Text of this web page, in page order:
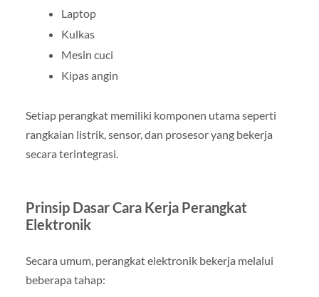
Laptop
Kulkas
Mesin cuci
Kipas angin
Setiap perangkat memiliki komponen utama seperti
rangkaian listrik, sensor, dan prosesor yang bekerja
secara terintegrasi.
Prinsip Dasar Cara Kerja Perangkat
Elektronik
Secara umum, perangkat elektronik bekerja melalui
beberapa tahap: